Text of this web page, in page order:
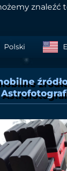
znaleźć
Polski